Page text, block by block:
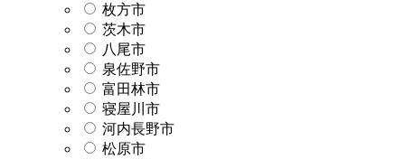
枚方市
茨木市
八尾市
泉佐野市
富田林市
寝屋川市
河内長野市
松原市